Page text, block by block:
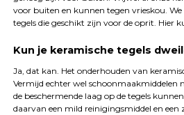
voor buiten en kunnen tegen vrieskou.
tegels die geschikt zijn voor de oprit. Hier
Kun je keramische tegels
Ja, dat kan. Het onderhouden van
Vermijd echter wel schoonmaakmiddelen
de beschermende laag op de tegels
daarvan een mild reinigingsmiddel en een